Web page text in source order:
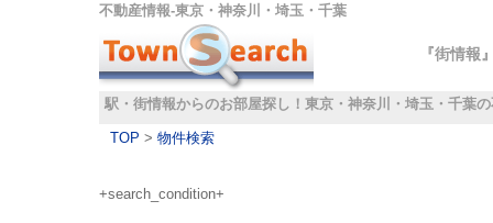
不動産情報‐東京・神奈川・埼玉・千葉
『街情報
駅・街情報からのお部屋探し！ 東京・神奈川・埼玉・千葉
TOP > 物件検索
+search_condition+